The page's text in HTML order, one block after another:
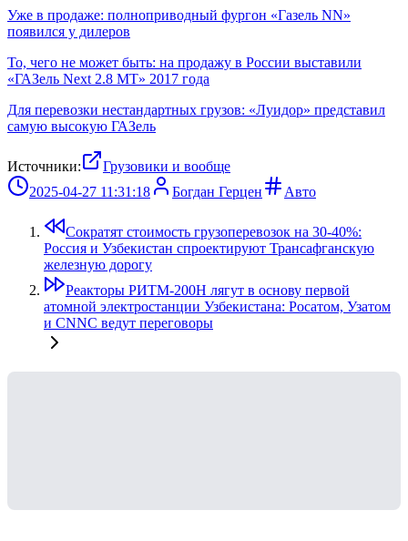
Уже в продаже: полноприводный фургон «Газель NN»
появился у дилеров
То, чего не может быть: на продажу в России выставили
«ГАЗель Next 2.8 MT» 2017 года
Для перевозки нестандартных грузов: «Луидор» представил
самую высокую ГАЗель
Источники:
Грузовики и вообще
2025-04-27 11:31:18
Богдан Герцен Авто
Сократят стоимость грузоперевозок на 30-40%:
Россия и Узбекистан спроектируют Трансафганскую
железную дорогу
Реакторы РИТМ-200Н лягут в основу первой
атомной электростанции Узбекистана: Росатом, Узатом
и CNNC ведут переговоры